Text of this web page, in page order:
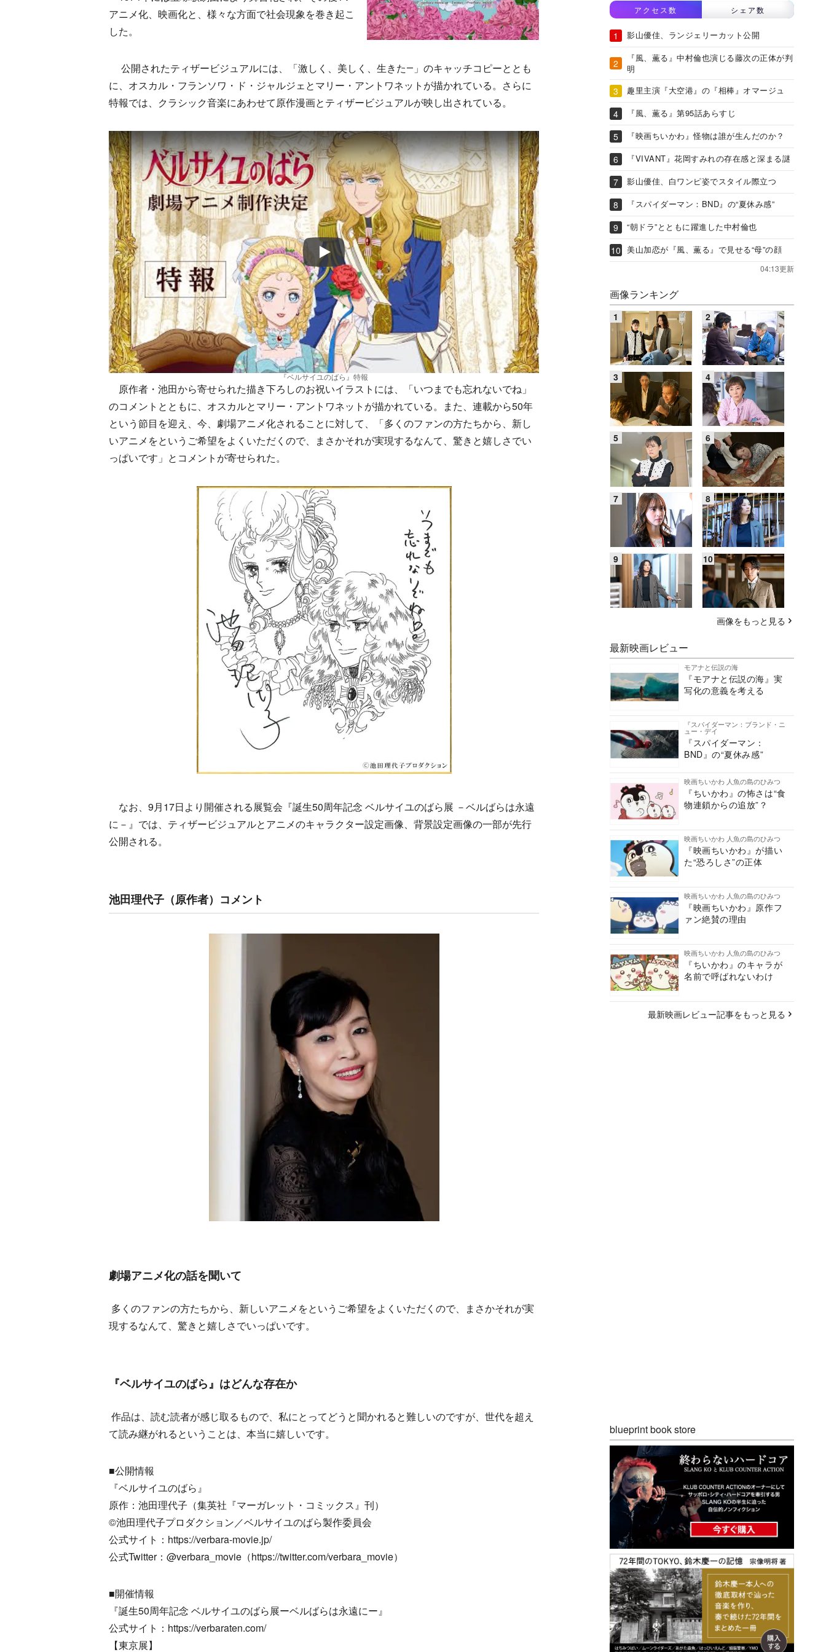
アニメ化、映画化と、様々な方面で社会現象を巻き起こ
した。
公開されたティザービジュアルには、「激しく、美しく、生きた―」のキャッチコピーととも
に、オスカル・フランソワ・ド・ジャルジェとマリー・アントワネットが描かれている。さらに
特報では、クラシック音楽にあわせて原作漫画とティザービジュアルが映し出されている。
Play
『ベルサイユのばら』特報
原作者・池田から寄せられた描き下ろしのお祝いイラストには、「いつまでも忘れないでね」
のコメントとともに、オスカルとマリー・アントワネットが描かれている。また、連載から50年
という節目を迎え、今、劇場アニメ化されることに対して、「多くのファンの方たちから、新し
いアニメをというご希望をよくいただくので、まさかそれが実現するなんて、驚きと嬉しさでい
っぱいです」とコメントが寄せられた。
なお、9月17日より開催される展覧会『誕生50周年記念 ベルサイユのばら展 －ベルばらは永遠
に－』では、ティザービジュアルとアニメのキャラクター設定画像、背景設定画像の一部が先行
公開される。
池田理代子（原作者）コメント
劇場アニメ化の話を聞いて
多くのファンの方たちから、新しいアニメをというご希望をよくいただくので、まさかそれが実
現するなんて、驚きと嬉しさでいっぱいです。
『ベルサイユのばら』はどんな存在か
作品は、読む読者が感じ取るもので、私にとってどうと聞かれると難しいのですが、世代を超え
て読み継がれるということは、本当に嬉しいです。
■公開情報
『ベルサイユのばら』
原作：池田理代子（集英社『マーガレット・コミックス』刊）
©池田理代子プロダクション／ベルサイユのばら製作委員会
公式サイト：https://verbara-movie.jp/
公式Twitter：@verbara_movie（https://twitter.com/verbara_movie）
■開催情報
『誕生50周年記念 ベルサイユのばら展ーベルばらは永遠にー』
公式サイト：https://verbaraten.com/
【東京展】
アクセス数 シェア数
影山優佳、ランジェリーカット公開
『風、薫る』中村倫也演じる藤次の正体が判
明
趣里主演『大空港』の『相棒』オマージュ
『風、薫る』第95話あらすじ
『映画ちいかわ』怪物は誰が生んだのか？
『VIVANT』花岡すみれの存在感と深まる謎
影山優佳、白ワンピ姿でスタイル際立つ
『スパイダーマン：BND』の“夏休み感”
“朝ドラ”とともに躍進した中村倫也
美山加恋が『風、薫る』で見せる“母”の顔
04:13更新
画像ランキング
画像をもっと見る
最新映画レビュー
モアナと伝説の海
『モアナと伝説の海』実
写化の意義を考える
『スパイダーマン：ブランド・ニ
ュー・デイ
『スパイダーマン：
BND』の“夏休み感”
映画ちいかわ 人魚の島のひみつ
『ちいかわ』の怖さは“食
物連鎖からの追放”？
映画ちいかわ 人魚の島のひみつ
『映画ちいかわ』が描い
た“恐ろしさ”の正体
映画ちいかわ 人魚の島のひみつ
『映画ちいかわ』原作フ
ァン絶賛の理由
映画ちいかわ 人魚の島のひみつ
『ちいかわ』のキャラが
名前で呼ばれないわけ
最新映画レビュー記事をもっと見る
blueprint book store